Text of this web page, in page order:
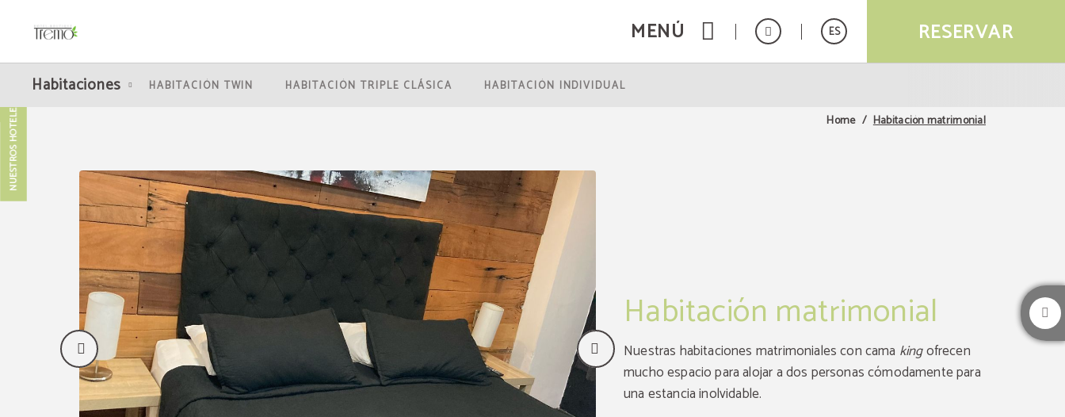
MENÚ ES RESERVAR
Habitación Matrimonial del Hotel Boutique Tremo Bustamante en Providencia. Web Oficial.
Habitaciones HABITACIÓN TWIN HABITACIÓN TRIPLE CLÁSICA HABITACIÓN INDIVIDUAL
Home Habitación matrimonial
Habitación matrimonial
Nuestras habitaciones matrimoniales con cama kingofrecen
mucho espacio para alojar a dos personas cómodamente para
una estancia inolvidable.
NUESTROS HOTELES